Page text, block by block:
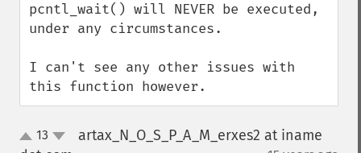
pcntl_wait() will NEVER be executed,
under any circumstances.
I can't see any other issues with
this function however.
up
down
13
artax_N_O_S_P_A_M_erxes2 at iname